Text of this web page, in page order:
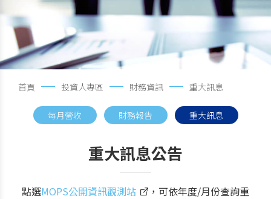
首頁 投資人專區 財務資訊 重大訊息
每月營收 財務報告 重大訊息
重大訊息公告
點選MOPS公開資訊觀測站
，可依年度/月份查詢重